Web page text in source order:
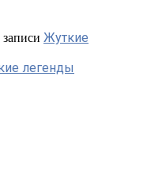
записи Жуткие
легенды